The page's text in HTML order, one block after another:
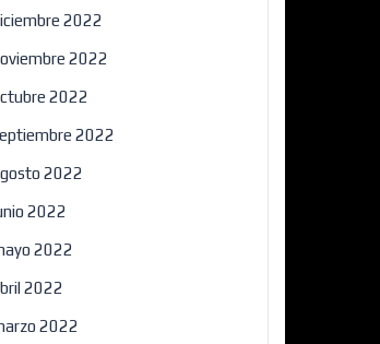
2022
2022
2022
2022
2022
2022
2022
2022
2022